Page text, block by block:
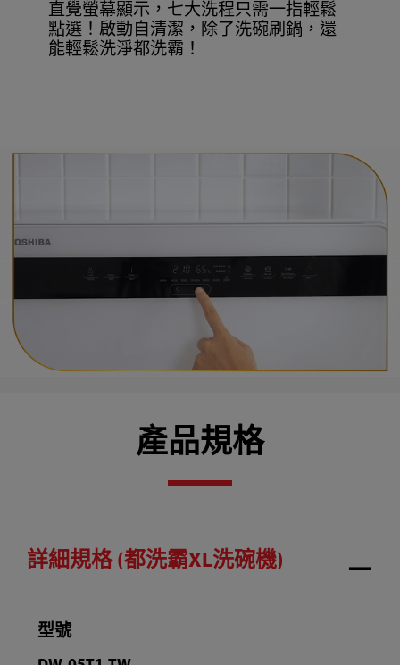
直覺螢幕顯示，七大洗程只需一指輕鬆
點選！啟動自清潔，除了洗碗刷鍋，還
能輕鬆洗淨都洗霸！
產品規格
詳細規格 (都洗霸XL洗碗機)
型號